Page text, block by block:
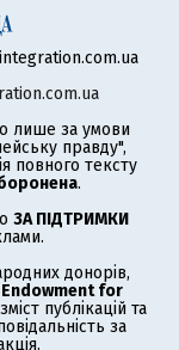
лише за умови
правду",
повного тексту
.
ЗА ПІДТРИМКИ
донорів,
for
публікацій та
за